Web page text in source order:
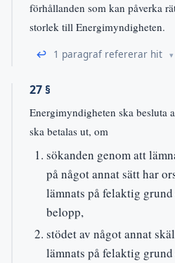
förhållanden som kan påverka
storlek till Energimyndigheten.
↩ 1 paragraf refererar hit
27 §
Energimyndigheten ska besluta
ska betalas ut, om
sökanden genom att
på något annat sätt har
lämnats på felaktig
belopp,
stödet av något annat
lämnats på felaktig